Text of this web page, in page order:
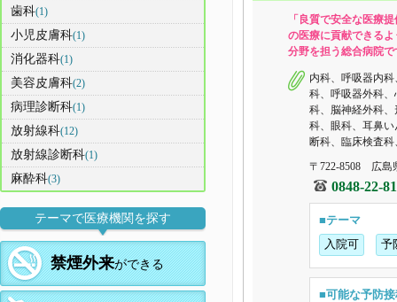
「良質で安全な医療
の医療に貢献できる
分野を担う総合病院で
内科、呼吸器内
科、呼吸器外科
科、脳神経外科
科、眼科、耳鼻
断科、臨床検査
〒722-8508 広島
0848-22-
■テーマ
入院可
予
■可能な予防
歯科(1)
小児皮膚科(1)
消化器科(1)
美容皮膚科(2)
病理診断科(1)
放射線科(12)
放射線診断科(1)
麻酔科(3)
テーマで医療機関を探す
禁煙外来ができる